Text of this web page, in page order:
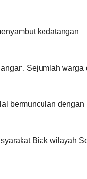
kedatangan
Sejumlah warga
bermunculan dengan
Biak wilayah